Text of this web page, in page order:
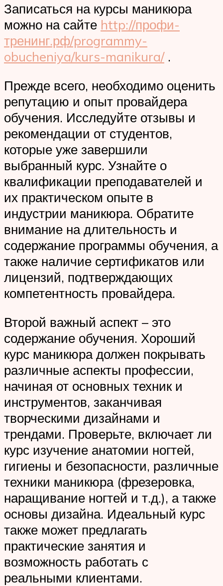
Записаться на курсы маникюра
можно на сайте http://профи-
тренинг.рф/programmy-
obucheniya/kurs-manikura/.
Прежде всего, необходимо оценить
репутацию и опыт провайдера
обучения. Исследуйте отзывы и
рекомендации от студентов,
которые уже завершили
выбранный курс. Узнайте о
квалификации преподавателей и
их практическом опыте в
индустрии маникюра. Обратите
внимание на длительность и
содержание программы обучения, а
также наличие сертификатов или
лицензий, подтверждающих
компетентность провайдера.
Второй важный аспект – это
содержание обучения. Хороший
курс маникюра должен покрывать
различные аспекты профессии,
начиная от основных техник и
инструментов, заканчивая
творческими дизайнами и
трендами. Проверьте, включает ли
курс изучение анатомии ногтей,
гигиены и безопасности, различные
техники маникюра (фрезеровка,
наращивание ногтей и т.д.), а также
основы дизайна. Идеальный курс
также может предлагать
практические занятия и
возможность работать с
реальными клиентами.